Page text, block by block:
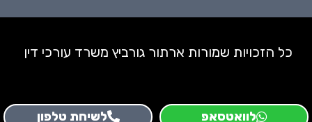
כל הזכויות שמורות ארתור גורביץ משרד עורכי דין
לוואטסאפ לשיחת טלפון